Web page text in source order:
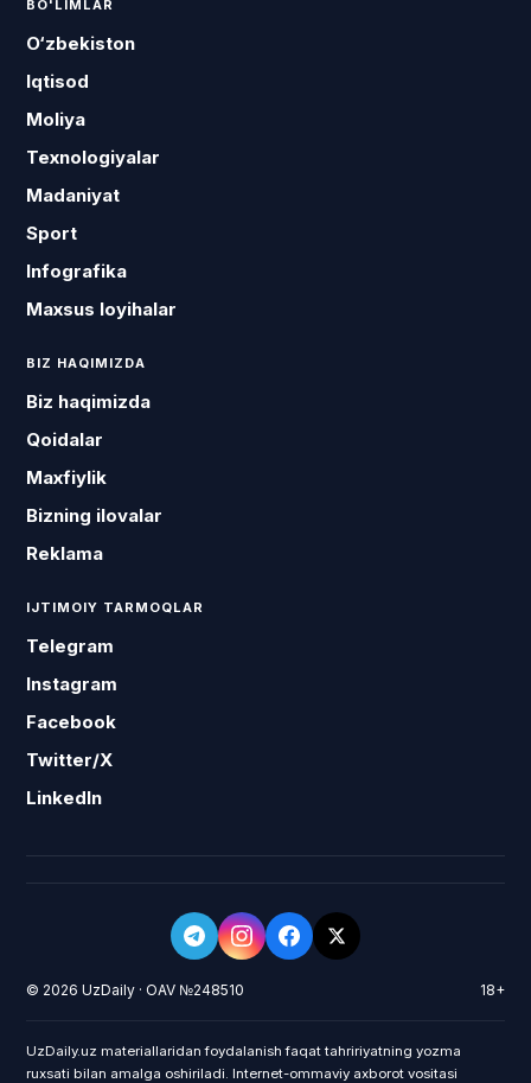
BO'LIMLAR
O‘zbekiston
Iqtisod
Moliya
Texnologiyalar
Madaniyat
Sport
Infografika
Maxsus loyihalar
BIZ HAQIMIZDA
Biz haqimizda
Qoidalar
Maxfiylik
Bizning ilovalar
Reklama
IJTIMOIY TARMOQLAR
Telegram
Instagram
Facebook
Twitter/X
LinkedIn
© 2026 UzDaily · OAV №248510 18+
UzDaily.uz materiallaridan foydalanish faqat tahririyatning yozma
ruxsati bilan amalga oshiriladi. Internet-ommaviy axborot vositasi